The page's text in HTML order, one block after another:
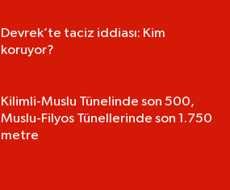
Devrek’te taciz iddiası: Kim
koruyor?
Kilimli-Muslu Tünelinde son 500,
Muslu-Filyos Tünellerinde son 1.750
metre